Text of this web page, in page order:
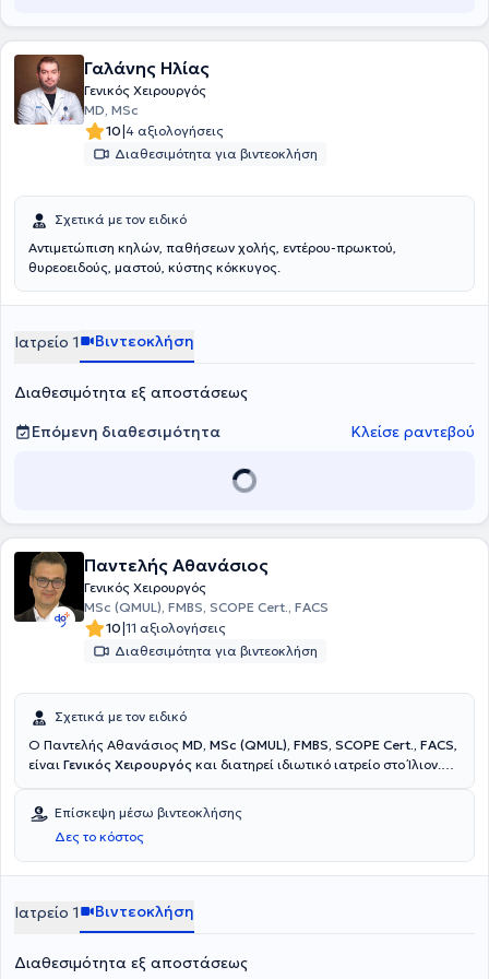
Γαλάνης Ηλίας
Γενικός Χειρουργός
MD, MSc
10|4 αξιολογήσεις
Διαθεσιμότητα για βιντεοκλήση
Σχετικά με τον ειδικό
Αντιμετώπιση κηλών, παθήσεων χολής, εντέρου-πρωκτού,
θυρεοειδούς, μαστού, κύστης κόκκυγος.
Ιατρείο 1 Βιντεοκλήση
Διαθεσιμότητα εξ αποστάσεως
Επόμενη διαθεσιμότητα
Κλείσε ραντεβού
Παντελής Αθανάσιος
Γενικός Χειρουργός
MSc (QMUL), FMBS, SCOPE Cert., FACS
10|11 αξιολογήσεις
Διαθεσιμότητα για βιντεοκλήση
Σχετικά με τον ειδικό
Ο Παντελής Αθανάσιος MD, MSc (QMUL), FMBS, SCOPE Cert., FACS,
είναι Γενικός Χειρουργός και διατηρεί ιδιωτικό ιατρείο στο Ίλιον.
απόφοιτος της Ιατρικής Σχολής του Εθνικού και Καποδιστριακού
Πανεπιστημίου Αθηνών και κατέχει δύο μεταπτυχιακούς τίτλους
σπουδών από το Queen Mary University of London και από την
Ιατρική Σχολή Αθηνών. Έχει λάβει εξειδίκευση στη λαπαροσκοπική
της παχυσαρκίας και των μεταβολική νοσημάτων, με εκπαίδευση
στα κορυφαία κέντρα Mohak της Ινδίας και Ponderas της
Χειρουργικής (EAES). Διαθέτει εμπειρία σε νοσοκομεία της
Επίσκεψη μέσω βιντεοκλήσης
Δες το κόστος
Ιατρείο 1 Βιντεοκλήση
Διαθεσιμότητα εξ αποστάσεως